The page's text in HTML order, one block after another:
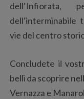
dell’Infiorata,
vie del centro
Concludete il
belli da scoprire
Vernazza e